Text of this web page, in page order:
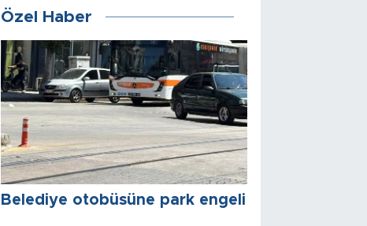
Özel Haber
Belediye otobüsüne park engeli